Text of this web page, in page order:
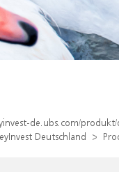
de.ubs.com/
Deutschland